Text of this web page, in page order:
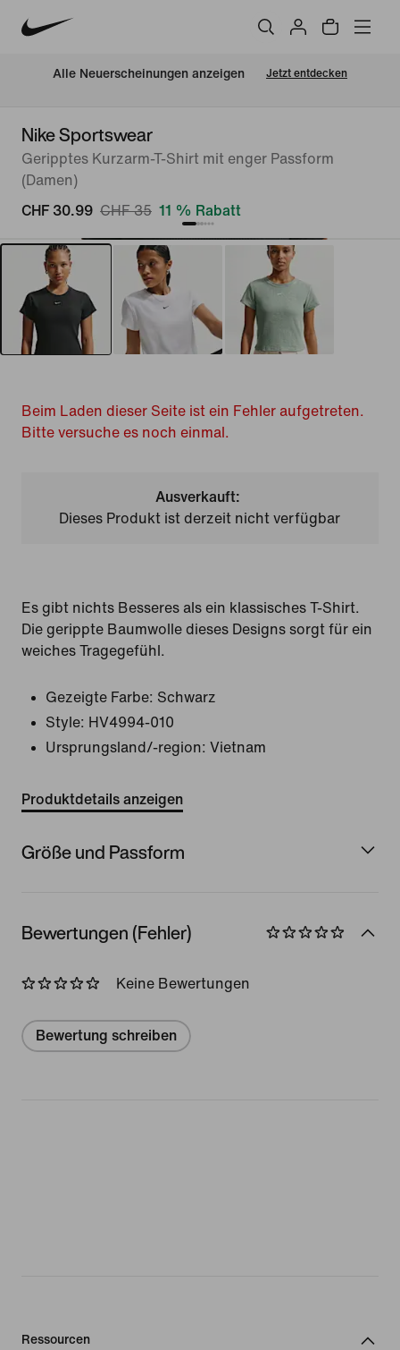
Alle Neuerscheinungen anzeigen Jetzt entdecken
Nike Sportswear
Geripptes Kurzarm-T-Shirt mit enger Passform
(Damen)
CHF 30.99 CHF 35 11 % Rabatt
Beim Laden dieser Seite ist ein Fehler aufgetreten.
Bitte versuche es noch einmal.
Ausverkauft:
Dieses Produkt ist derzeit nicht verfügbar
Es gibt nichts Besseres als ein klassisches T-Shirt.
Die gerippte Baumwolle dieses Designs sorgt für ein
weiches Tragegefühl.
Gezeigte Farbe: Schwarz
Style: HV4994-010
Ursprungsland/-region: Vietnam
Produktdetails anzeigen
Größe und Passform
Bewertungen (Fehler)
Keine Bewertungen
Bewertung schreiben
Ressourcen